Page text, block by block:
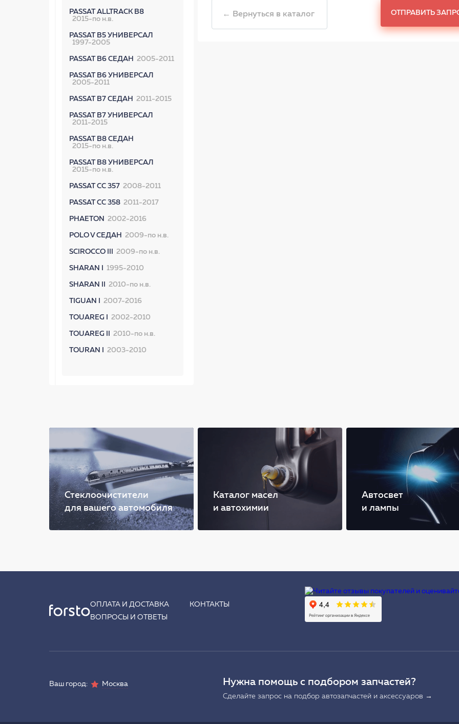
PASSAT ALLTRACK B8
2015-по н.в.
PASSAT B5 УНИВЕРСАЛ
1997-2005
PASSAT B6 СЕДАН 2005-2011
PASSAT B6 УНИВЕРСАЛ
2005-2011
PASSAT B7 СЕДАН 2011-2015
PASSAT B7 УНИВЕРСАЛ
2011-2015
PASSAT B8 СЕДАН
2015-по н.в.
PASSAT B8 УНИВЕРСАЛ
2015-по н.в.
PASSAT CC 357 2008-2011
PASSAT CC 358 2011-2017
PHAETON 2002-2016
POLO V СЕДАН 2009-по н.в.
SCIROCCO III 2009-по н.в.
SHARAN I 1995-2010
SHARAN II 2010-по н.в.
TIGUAN I 2007-2016
TOUAREG I 2002-2010
TOUAREG II 2010-по н.в.
TOURAN I 2003-2010
← Вернуться в каталог ОТПРАВИТЬ
Стеклоочистители
для вашего автомобиля
Каталог масел
и автохимии
Автосвет
и лампы
ОПЛАТА И ДОСТАВКА
КОНТАКТЫ
ВОПРОСЫ И ОТВЕТЫ
Ваш город: Москва Нужна помощь с подбором запчастей?
Сделайте запрос на подбор автозапчастей и аксессуаров →